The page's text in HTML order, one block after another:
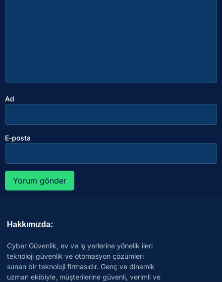
Ad
E-posta
Hakkımızda:
Cyber Güvenlik, ev ve iş yerlerine yönelik ileri
teknoloji güvenlik ve otomasyon çözümleri
sunan bir teknoloji firmasıdır. Genç ve dinamik
uzman ekibiyle, müşterilerine güvenli, verimli ve